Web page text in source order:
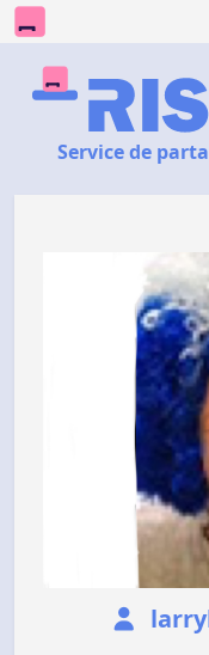
Service de